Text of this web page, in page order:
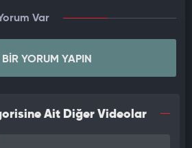
Var
BIR YORUM YAPIN
Ait Diğer Videolar